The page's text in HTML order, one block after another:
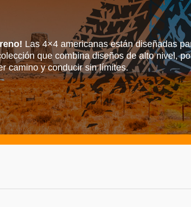
Las 4×4 americanas están diseñadas
que combina diseños de alto nivel,
camino y conducir sin límites.